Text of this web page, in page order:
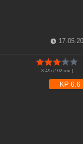
3.4/5 (102гол.)
KP 6.6